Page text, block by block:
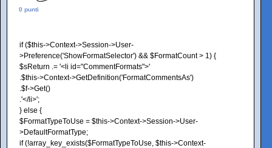
0 punti
if ($this->Context->Session->User-
>Preference('ShowFormatSelector') && $FormatCount > 1) {
$sReturn .= '<li id="CommentFormats">'
.$this->Context->GetDefinition('FormatCommentsAs')
.$f->Get()
.'</li>';
} else {
$FormatTypeToUse = $this->Context->Session->User-
>DefaultFormatType;
if (!array_key_exists($FormatTypeToUse, $this->Context-